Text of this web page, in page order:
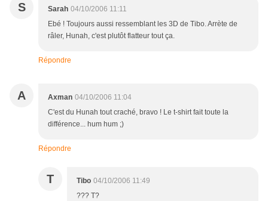
S Sarah 04/10/2006 11:11
Ebé ! Toujours aussi ressemblant les 3D de Tibo. Arrète de
râler, Hunah, c'est plutôt flatteur tout ça.
Répondre
A Axman 04/10/2006 11:04
C'est du Hunah tout craché, bravo ! Le t-shirt fait toute la
différence... hum hum ;)
Répondre
T Tibo 04/10/2006 11:49
??? T?